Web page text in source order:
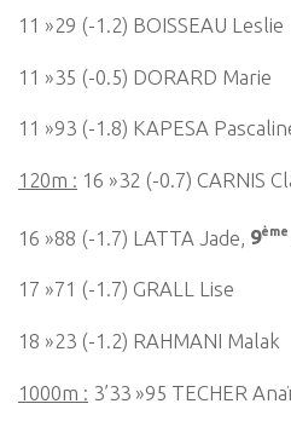
11 »29 (-1.2) BOISSEAU Leslie
11 »35 (-0.5) DORARD Marie
11 »93 (-1.8) KAPESA
120m : 16 »32 (-0.7) CARNIS
16 »88 (-1.7) LATTA Jade, 9ème
17 »71 (-1.7) GRALL Lise
18 »23 (-1.2) RAHMANI Malak
1000m : 3’33 »95 TECHER